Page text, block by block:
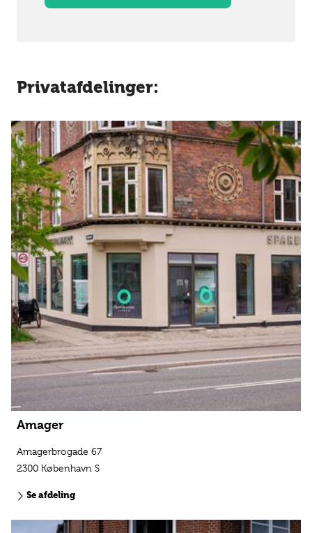
Privatafdelinger:
Amager
Amagerbrogade 67
2300 København S
Se afdeling